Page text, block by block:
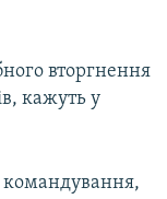
вторгнення
кажуть у
командування,